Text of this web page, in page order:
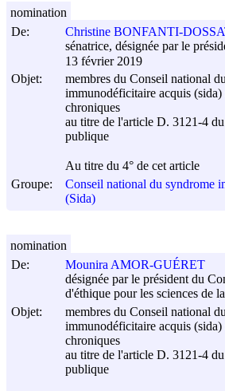
De:
Christine BONFANTI-
sénatrice, désignée par le
13 février 2019
Objet:
membres du Conseil national
immunodéficitaire acquis (sida)
chroniques
au titre de l'article D. 3121-4
publique
Au titre du 4° de cet article
Groupe:
Conseil national du syndrome
(Sida)
nomination
De:
Mounira AMOR-GUÉRET
désignée par le président du
d'éthique pour les sciences de
Objet:
membres du Conseil national
immunodéficitaire acquis (sida)
chroniques
au titre de l'article D. 3121-4
publique
nomination